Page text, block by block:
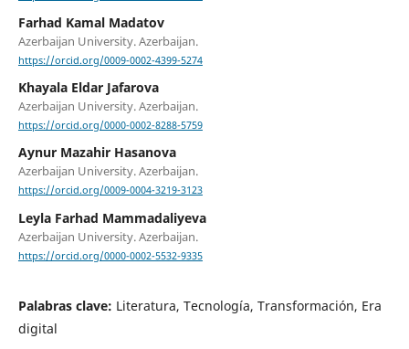
Farhad Kamal Madatov
Azerbaijan University. Azerbaijan.
https://orcid.org/0009-0002-4399-5274
Khayala Eldar Jafarova
Azerbaijan University. Azerbaijan.
https://orcid.org/0000-0002-8288-5759
Aynur Mazahir Hasanova
Azerbaijan University. Azerbaijan.
https://orcid.org/0009-0004-3219-3123
Leyla Farhad Mammadaliyeva
Azerbaijan University. Azerbaijan.
https://orcid.org/0000-0002-5532-9335
Palabras clave: Literatura, Tecnología, Transformación, Era
digital